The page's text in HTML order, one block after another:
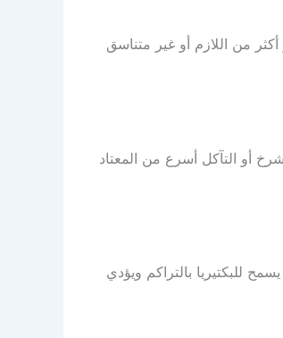
من اللازم أو غير متناسق
أو التآكل أسرع من المعتاد
للبكتيريا بالتراكم ويؤدي